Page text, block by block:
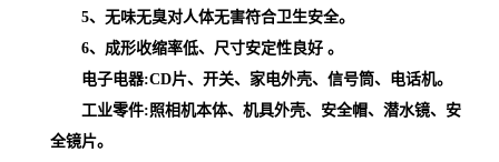
5、无味无臭对人体无害符合卫生安全。
6、成形收缩率低、尺寸安定性良好 。
电子电器:CD片、开关、家电外壳、信号筒、电话机。
工业零件:照相机本体、机具外壳、安全帽、潜水镜、安
全镜片。